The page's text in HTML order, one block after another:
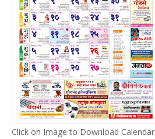
Click on Image to Download Calendar